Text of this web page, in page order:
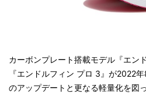
カーボンプレート搭載モデル『エン
『エンドルフィン プロ 3』が2022
のアップデートと更なる軽量化を図